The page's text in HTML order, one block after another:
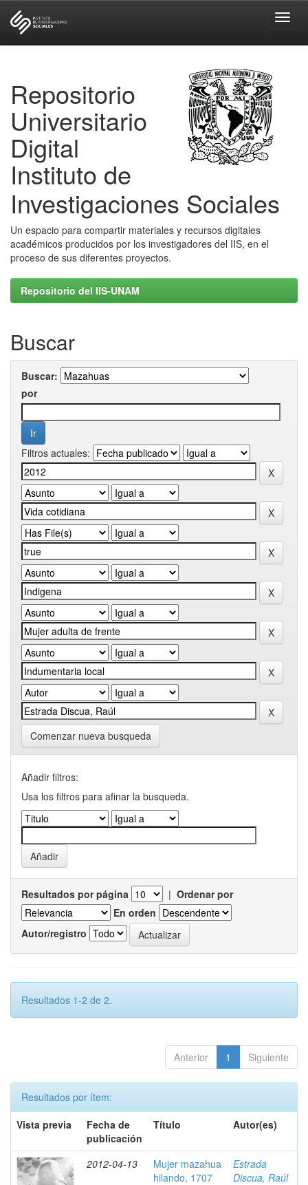
Repositorio
Universitario
Digital
Instituto de
Investigaciones Sociales
Un espacio para compartir materiales y recursos digitales
académicos producidos por los investigadores del IIS, en el
proceso de sus diferentes proyectos.
Repositorio del IIS-UNAM
Buscar
Buscar:
por
Filtros actuales:
Comenzar nueva busqueda
Añadir filtros:
Usa los filtros para afinar la busqueda.
Resultados por página | Ordenar por
En orden
Autor/registro
Resultados 1-2 de 2.
Anterior 1 Siguiente
Resultados por ítem:
Vista previa
Fecha de
publicación
Título Autor(es)
2012-04-13
Mujer mazahua
hilando, 1707
Estrada
Discua, Raúl